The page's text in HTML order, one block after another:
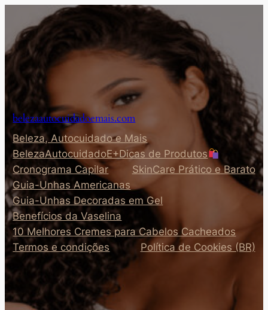
para
conteúdo
belezaautocuidadoemais.com
Beleza, Autocuidado e Mais
BelezaAutocuidadoE+Dicas de Produtos
Cronograma Capilar
SkinCare Prático e Barato
Guia-Unhas Americanas
Guia-Unhas Decoradas em Gel
Benefícios da Vaselina
10 Melhores Cremes para Cabelos Cacheados
Termos e condições
Política de Cookies (BR)